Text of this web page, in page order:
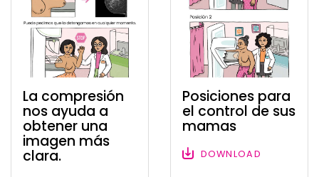
La compresión
nos ayuda a
obtener una
imagen más
clara.
Posiciones para
el control de sus
mamas
DOWNLOAD